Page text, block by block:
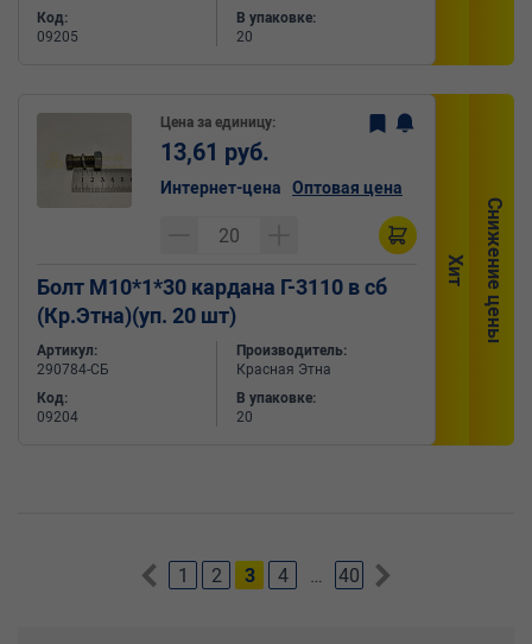
Код:
09205
В упаковке:
20
Хит Снижение цены
Болт М10*1*30 кардана Г-3110 в сб
(Кр.Этна)(уп. 20 шт)
Артикул:
290784-СБ
Код:
09204
Производитель:
Красная Этна
В упаковке:
20
Цена за единицу:
13,61 руб.
Интернет-цена Оптовая цена
1 2 3 4 … 40